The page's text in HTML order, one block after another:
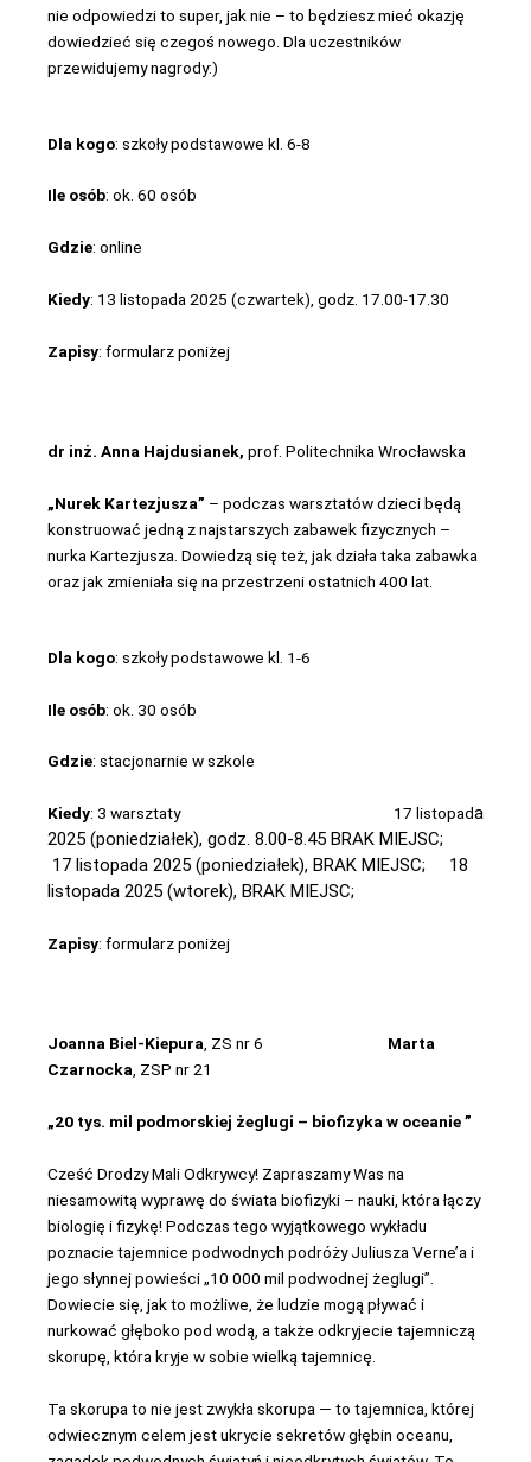
nie odpowiedzi to super, jak nie – to będziesz mieć okazję
dowiedzieć się czegoś nowego. Dla uczestników
przewidujemy nagrody:)
Dla kogo: szkoły podstawowe kl. 6-8
Ile osób: ok. 60 osób
Gdzie: online
Kiedy: 13 listopada 2025 (czwartek), godz. 17.00-17.30
Zapisy: formularz poniżej
dr inż. Anna Hajdusianek, prof. Politechnika Wrocławska
„Nurek Kartezjusza” – podczas warsztatów dzieci będą
konstruować jedną z najstarszych zabawek fizycznych –
nurka Kartezjusza. Dowiedzą się też, jak działa taka zabawka
oraz jak zmieniała się na przestrzeni ostatnich 400 lat.
Dla kogo: szkoły podstawowe kl. 1-6
Ile osób: ok. 30 osób
Gdzie: stacjonarnie w szkole
Kiedy: 3 warsztaty 17 listopada
2025 (poniedziałek), godz. 8.00-8.45 BRAK MIEJSC;
17 listopada 2025 (poniedziałek), BRAK MIEJSC;
18
listopada 2025 (wtorek), BRAK MIEJSC;
Zapisy: formularz poniżej
Joanna Biel-Kiepura , ZS nr 6 Marta
Czarnocka , ZSP nr 21
„20 tys. mil podmorskiej żeglugi – biofizyka w oceanie ”
Cześć Drodzy Mali Odkrywcy! Zapraszamy Was na
niesamowitą wyprawę do świata biofizyki – nauki, która łączy
biologię i fizykę! Podczas tego wyjątkowego wykładu
poznacie tajemnice podwodnych podróży Juliusza Verne’a i
jego słynnej powieści „10 000 mil podwodnej żeglugi”.
Dowiecie się, jak to możliwe, że ludzie mogą pływać i
nurkować głęboko pod wodą, a także odkryjecie tajemniczą
skorupę, która kryje w sobie wielką tajemnicę.
Ta skorupa to nie jest zwykła skorupa — to tajemnica, której
odwiecznym celem jest ukrycie sekretów głębin oceanu,